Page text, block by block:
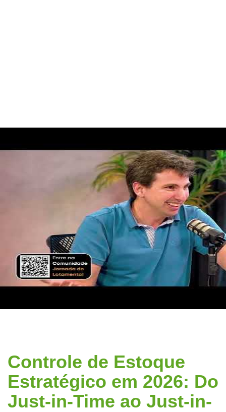
Controle de Estoque
Estratégico em 2026: Do
Just-in-Time ao Just-in-